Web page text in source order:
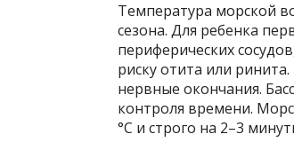
Температура морской
сезона. Для ребенка
периферических
риску отита или
нервные окончания.
контроля времени.
°C и строго на 2–3